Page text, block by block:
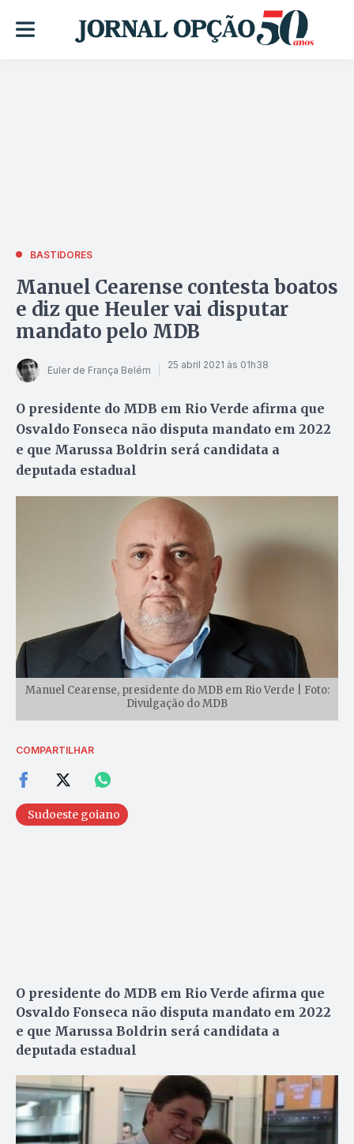
BASTIDORES
Manuel Cearense contesta boatos
e diz que Heuler vai disputar
mandato pelo MDB
Euler de França Belém 25 abril 2021 às 01h38
O presidente do MDB em Rio Verde afirma que
Osvaldo Fonseca não disputa mandato em 2022
e que Marussa Boldrin será candidata a
deputada estadual
Manuel Cearense, presidente do MDB em Rio Verde | Foto:
Divulgação do MDB
COMPARTILHAR
Sudoeste goiano
O presidente do MDB em Rio Verde afirma que
Osvaldo Fonseca não disputa mandato em 2022
e que Marussa Boldrin será candidata a
deputada estadual